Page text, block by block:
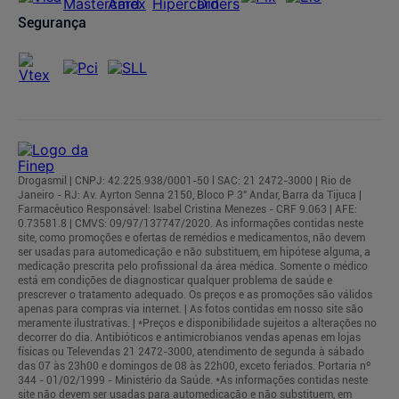
Segurança
Drogasmil | CNPJ: 42.225.938/0001-50 l SAC: 21 2472-3000 | Rio de
Janeiro - RJ: Av. Ayrton Senna 2150, Bloco P 3° Andar, Barra da Tijuca |
Farmacêutico Responsável: Isabel Cristina Menezes - CRF 9.063 | AFE:
0.73581.8 | CMVS: 09/97/137747/2020. As informações contidas neste
site, como promoções e ofertas de remédios e medicamentos, não devem
ser usadas para automedicação e não substituem, em hipótese alguma, a
medicação prescrita pelo profissional da área médica. Somente o médico
está em condições de diagnosticar qualquer problema de saúde e
prescrever o tratamento adequado. Os preços e as promoções são válidos
apenas para compras via internet. | As fotos contidas em nosso site são
meramente ilustrativas. | *Preços e disponibilidade sujeitos a alterações no
decorrer do dia. Antibióticos e antimicrobianos vendas apenas em lojas
físicas ou Televendas 21 2472-3000, atendimento de segunda à sábado
das 07 às 23h00 e domingos de 08 às 22h00, exceto feriados. Portaria nº
344 - 01/02/1999 - Ministério da Saúde. *As informações contidas neste
site não devem ser usadas para automedicação e não substituem, em